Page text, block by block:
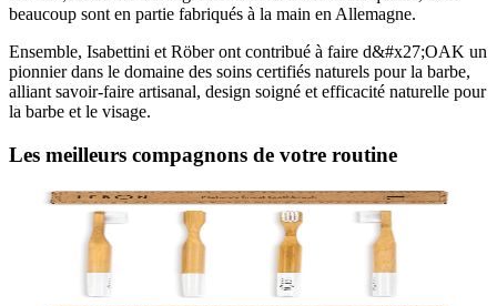
beaucoup sont en partie fabriqués à la main en Allemagne.
Ensemble, Isabettini et Röber ont contribué à faire d&#x27;OAK un
pionnier dans le domaine des soins certifiés naturels pour la barbe,
alliant savoir-faire artisanal, design soigné et efficacité naturelle pour
la barbe et le visage.
Les meilleurs compagnons de votre routine